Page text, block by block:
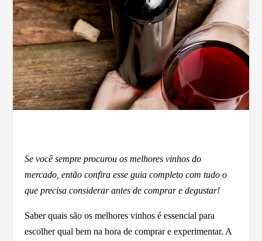
Se você sempre procurou os melhores vinhos do
mercado, então confira esse guia completo com tudo o
que precisa considerar antes de comprar e degustar!
Saber quais são os melhores vinhos é essencial para
escolher qual bem na hora de comprar e experimentar. A